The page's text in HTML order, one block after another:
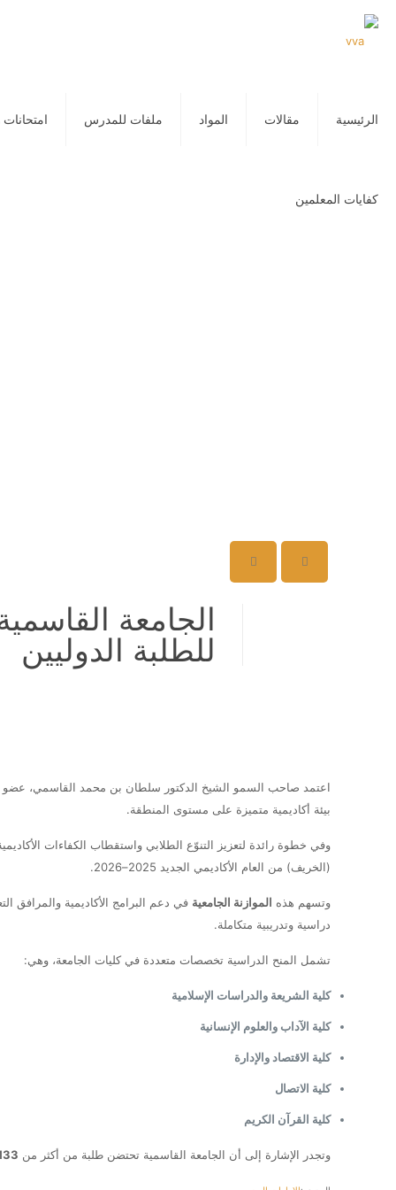
الرئيسية مقالات المواد ملفات للمدرس
كفايات المعلمين
للطلبة الدوليين
اعتمد صاحب السمو الشيخ الدكتور سلطان بن محمد القاسمي، عضو
بيئة أكاديمية متميزة على مستوى المنطقة.
وفي خطوة رائدة لتعزيز التنوّع الطلابي واستقطاب الكفاءات
(الخريف) من العام الأكاديمي الجديد 2025–2026.
وتسهم هذه الموازنة الجامعية في دعم البرامج الأكاديمية والمرافق
دراسية وتدريبية متكاملة.
تشمل المنح الدراسية تخصصات متعددة في كليات الجامعة، وهي:
كلية الشريعة والدراسات الإسلامية
كلية الآداب والعلوم الإنسانية
كلية الاقتصاد والإدارة
كلية الاتصال
كلية القرآن الكريم
وتجدر الإشارة إلى أن الجامعة القاسمية تحتضن طلبة من أكثر من 133